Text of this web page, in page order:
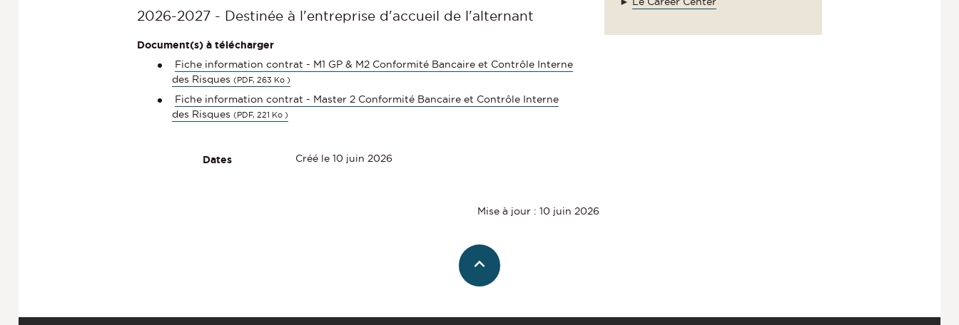
2026-2027 - Destinée à l'entreprise d'accueil de l'alternant
Document(s) à télécharger
Fiche information contrat - M1 GP & M2 Conformité Bancaire et Contrôle Interne
des Risques (PDF, 263 Ko )
Fiche information contrat - Master 2 Conformité Bancaire et Contrôle Interne
des Risques (PDF, 221 Ko )
Dates Créé le 10 juin 2026
Mise à jour : 10 juin 2026